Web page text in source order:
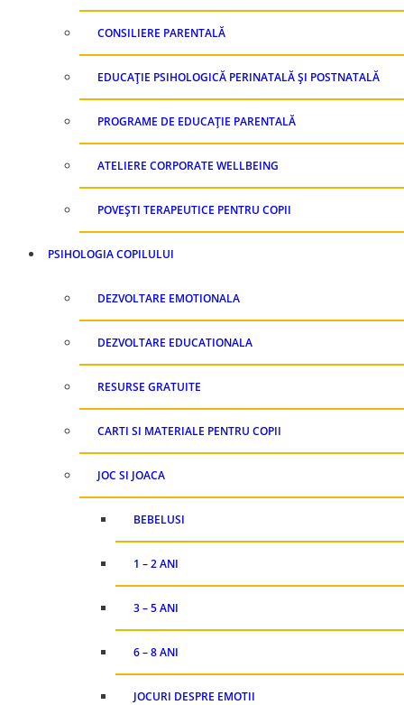
CONSILIERE PARENTALĂ
EDUCAȚIE PSIHOLOGICĂ PERINATALĂ ȘI POSTNATALĂ
PROGRAME DE EDUCAȚIE PARENTALĂ
ATELIERE CORPORATE WELLBEING
POVEȘTI TERAPEUTICE PENTRU COPII
PSIHOLOGIA COPILULUI
DEZVOLTARE EMOTIONALA
DEZVOLTARE EDUCATIONALA
RESURSE GRATUITE
CARTI SI MATERIALE PENTRU COPII
JOC SI JOACA
BEBELUSI
1 – 2 ANI
3 – 5 ANI
6 – 8 ANI
JOCURI DESPRE EMOTII